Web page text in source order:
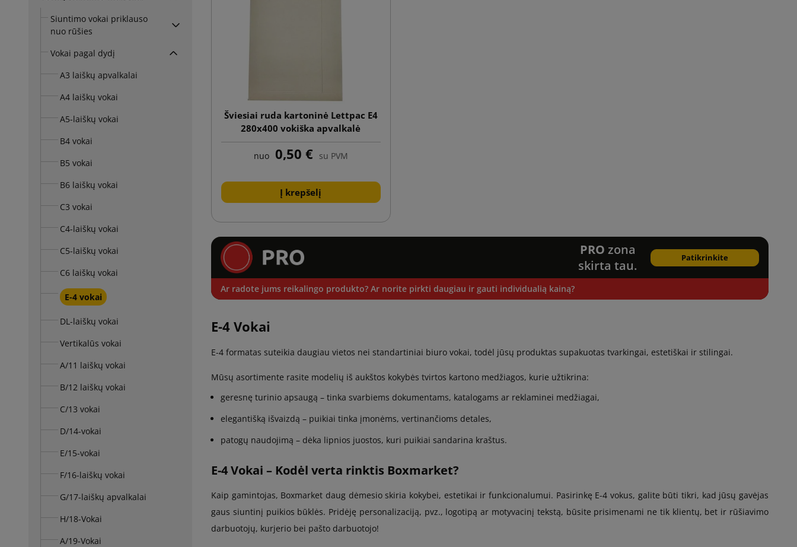
Siuntimo vokai priklauso
nuo rūšies
Vokai pagal dydį
A3 laiškų apvalkalai
A4 laiškų vokai
A5-laiškų vokai
B4 vokai
B5 vokai
B6 laiškų vokai
C3 vokai
C4-laiškų vokai
C5-laiškų vokai
C6 laiškų vokai
E-4 vokai
DL-laiškų vokai
Vertikalūs vokai
A/11 laiškų vokai
B/12 laiškų vokai
C/13 vokai
D/14-vokai
E/15-vokai
F/16-laiškų vokai
G/17-laiškų apvalkalai
H/18-Vokai
A/19-Vokai
Šviesiai ruda kartoninė Lettpac E4
280x400 vokiška apvalkalė
nuo 0,50 € su PVM
Į krepšelį
PRO zona
skirta tau.
Patikrinkite
Ar radote jums reikalingo produkto? Ar norite pirkti daugiau ir gauti individualią kainą?
E-4 Vokai
E-4 formatas suteikia daugiau vietos nei standartiniai biuro vokai, todėl jūsų produktas supakuotas tvarkingai, estetiškai ir stilingai.
Mūsų asortimente rasite modelių iš aukštos kokybės tvirtos kartono medžiagos, kurie užtikrina:
geresnę turinio apsaugą – tinka svarbiems dokumentams, katalogams ar reklaminei medžiagai,
elegantišką išvaizdą – puikiai tinka įmonėms, vertinančioms detales,
patogų naudojimą – dėka lipnios juostos, kuri puikiai sandarina kraštus.
E-4 Vokai – Kodėl verta rinktis Boxmarket?
Kaip gamintojas, Boxmarket daug dėmesio skiria kokybei, estetikai ir funkcionalumui. Pasirinkę E-4 vokus, galite būti tikri, kad jūsų gavėjas
gaus siuntinį puikios būklės. Pridėję personalizaciją, pvz., logotipą ar motyvacinį tekstą, būsite prisimenami ne tik klientų, bet ir rūšiavimo
darbuotojų, kurjerio bei pašto darbuotojo!